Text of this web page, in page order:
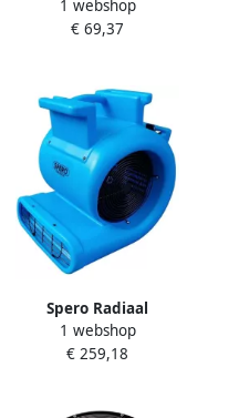
Silent Comfort | Zwart
384918
1 webshop
€ 69,37
Spero Radiaal
vloerventilator | 4200M3 H
| 3 standen | 600W SBL3002
1 webshop
€ 259,18